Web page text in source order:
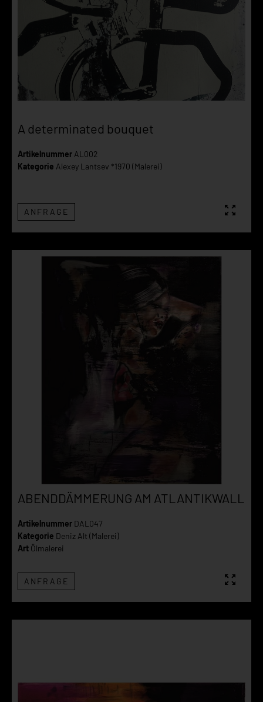
A determinated bouquet
Artikelnummer AL002
Kategorie Alexey Lantsev *1970 (Malerei)
ANFRAGE
ABENDDÄMMERUNG AM ATLANTIKWALL
Artikelnummer DAL047
Kategorie Deniz Alt (Malerei)
Art Ölmalerei
ANFRAGE